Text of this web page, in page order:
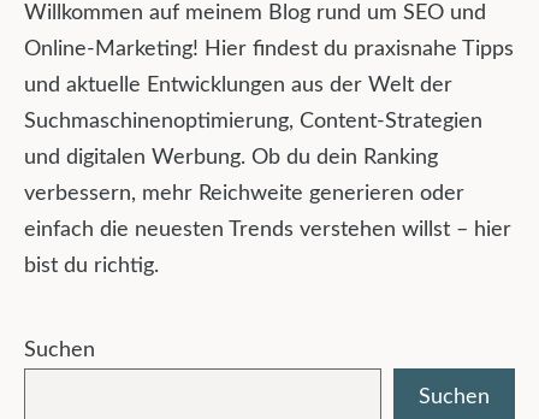
Willkommen auf meinem Blog rund um SEO und
Online-Marketing! Hier findest du praxisnahe Tipps
und aktuelle Entwicklungen aus der Welt der
Suchmaschinenoptimierung, Content-Strategien
und digitalen Werbung. Ob du dein Ranking
verbessern, mehr Reichweite generieren oder
einfach die neuesten Trends verstehen willst – hier
bist du richtig.
Suchen
Suchen